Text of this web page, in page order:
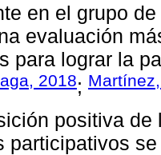
en el grupo
evaluación
para lograr la
2018;
positiva
participativos